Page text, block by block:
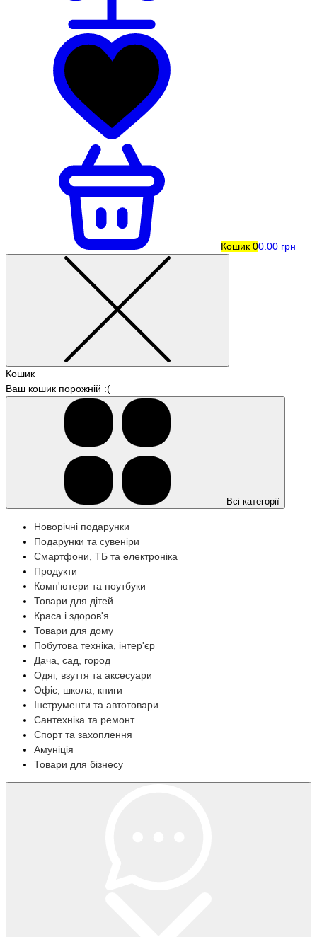
Кошик 00.00 грн
Кошик
Ваш кошик порожній :(
Всі категорії
Новорічні подарунки
Подарунки та сувеніри
Смартфони, ТБ та електроніка
Продукти
Комп'ютери та ноутбуки
Товари для дітей
Краса і здоров'я
Товари для дому
Побутова техніка, інтер'єр
Дача, сад, город
Одяг, взуття та аксесуари
Офіс, школа, книги
Інструменти та автотовари
Сантехніка та ремонт
Спорт та захоплення
Амуніція
Товари для бізнесу